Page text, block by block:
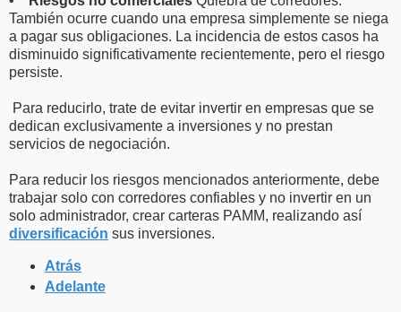
También ocurre cuando una empresa simplemente se niega
a pagar sus obligaciones. La incidencia de estos casos ha
disminuido significativamente recientemente, pero el riesgo
persiste.
Para reducirlo, trate de evitar invertir en empresas que se
dedican exclusivamente a inversiones y no prestan
servicios de negociación.
Para reducir los riesgos mencionados anteriormente, debe
trabajar solo con corredores confiables y no invertir en un
solo administrador, crear carteras PAMM, realizando así
diversificación sus inversiones.
Atrás
Adelante